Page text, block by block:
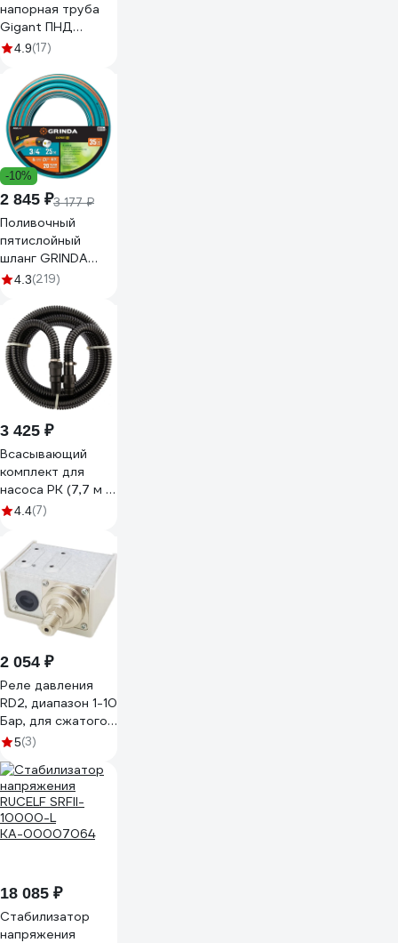
напорная труба
Gigant ПНД
32х3,0, SDR11
бухта 50 м GLPP-
09
4.9(17)
-10%
2 845 ₽3 177 ₽
Поливочный
пятислойный
шланг GRINDA
PROLine EXPERT 5
429007-3/4-25
4.3(219)
3 425 ₽
Всасывающий
комплект для
насоса РК (7,7 м ,
1", обратный
97283
4.4(7)
2 054 ₽
Реле давления
RD2, диапазон 1-10
Бар, для сжатого
воздуха, фреона,
TECHNO 972352
5(3)
18 085 ₽
Стабилизатор
напряжения